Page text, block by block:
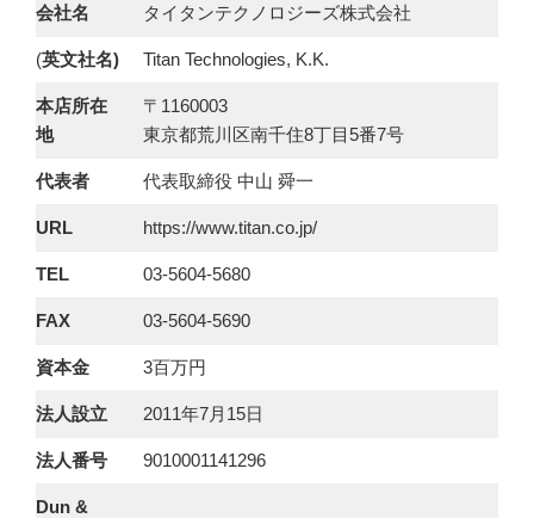
会社名 タイタンテクノロジーズ株式会社
(英文社名) Titan Technologies, K.K.
本店所在
地
〒1160003
東京都荒川区南千住8丁目5番7号
代表者 代表取締役 中山 舜一
URL https://www.titan.co.jp/
TEL 03-5604-5680
FAX 03-5604-5690
資本金 3百万円
法人設立 2011年7月15日
法人番号 9010001141296
Dun &